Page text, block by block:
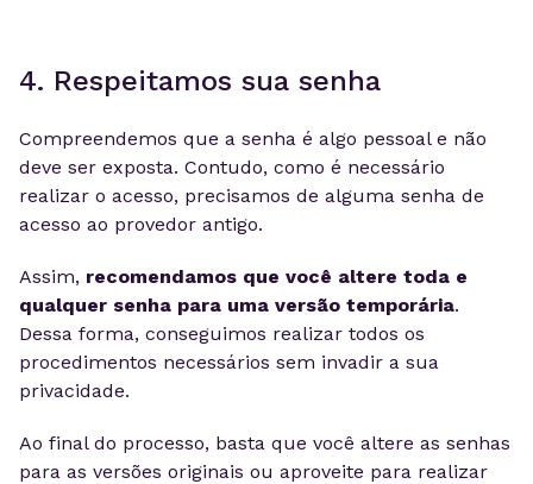
4. Respeitamos sua senha
Compreendemos que a senha é algo pessoal e não
deve ser exposta. Contudo, como é necessário
realizar o acesso, precisamos de alguma senha de
acesso ao provedor antigo.
Assim, recomendamos que você altere toda e
qualquer senha para uma versão temporária.
Dessa forma, conseguimos realizar todos os
procedimentos necessários sem invadir a sua
privacidade.
Ao final do processo, basta que você altere as senhas
para as versões originais ou aproveite para realizar